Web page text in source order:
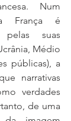
Num
França é
pelas suas
Médio
públicas), a
narrativas
verdades
de uma